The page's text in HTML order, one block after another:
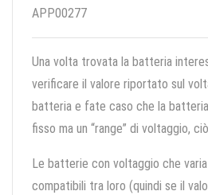
APP00277
Una volta trovata la batteria
verificare il valore riportato sul
batteria e fate caso che la
fisso ma un “range” di voltaggio,
Le batterie con voltaggio che
compatibili tra loro (quindi se il